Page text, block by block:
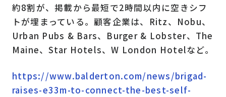
約8割が、掲載から最短で2時間以内に空きシフ
トが埋まっている。顧客企業は、Ritz、Nobu、
Urban Pubs & Bars、Burger & Lobster、The
Maine、Star Hotels、W London Hotelなど。
https://www.balderton.com/news/brigad-
raises-e33m-to-connect-the-best-self-